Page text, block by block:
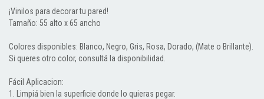
¡Vinilos para decorar tu pared!
Tamaño: 55 alto x 65 ancho
Colores disponibles: Blanco, Negro, Gris, Rosa, Dorado, (Mate o Brillante).
Si queres otro color, consultá la disponibilidad.
Fácil Aplicacion:
1. Limpiá bien la superficie donde lo quieras pegar.